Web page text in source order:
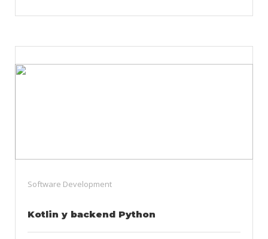
Software Development
Kotlin y backend Python